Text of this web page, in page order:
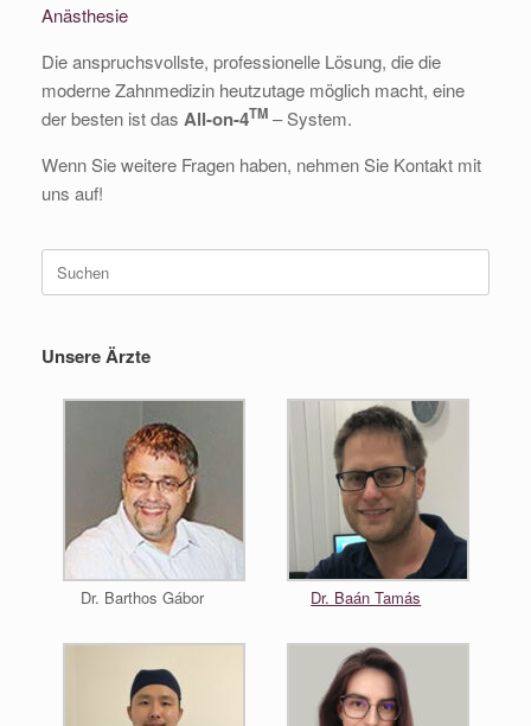
Anästhesie
Die anspruchsvollste, professionelle Lösung, die die
moderne Zahnmedizin heutzutage möglich macht, eine
der besten ist das All-on-4TM – System.
Wenn Sie weitere Fragen haben, nehmen Sie Kontakt mit
uns auf!
Suche
nach:
Unsere Ärzte
Dr. Barthos Gábor Dr. Baán Tamás